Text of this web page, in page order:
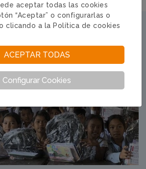
aceptar todas las cookies
“Aceptar” o configurarlas o
clicando a la Política de cookies
ACEPTAR TODAS
Configurar Cookies